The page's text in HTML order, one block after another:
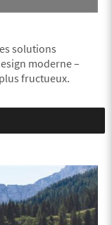
solutions
moderne –
fructueux.